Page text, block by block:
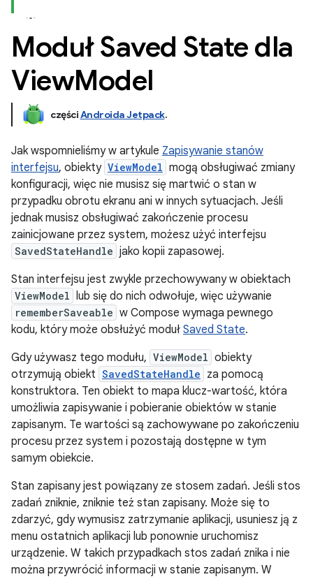
Moduł Saved State dla
ViewModel
częściAndroida Jetpack.
Jak wspomnieliśmy w artykule Zapisywanie stanów
interfejsu, obiekty ViewModel mogą obsługiwać zmiany
konfiguracji, więc nie musisz się martwić o stan w
przypadku obrotu ekranu ani w innych sytuacjach. Jeśli
jednak musisz obsługiwać zakończenie procesu
zainicjowane przez system, możesz użyć interfejsu
SavedStateHandle jako kopii zapasowej.
Stan interfejsu jest zwykle przechowywany w obiektach
ViewModel lub się do nich odwołuje, więc używanie
rememberSaveable w Compose wymaga pewnego
kodu, który może obsłużyć moduł Saved State.
Gdy używasz tego modułu, ViewModel obiekty
otrzymują obiekt SavedStateHandle za pomocą
konstruktora. Ten obiekt to mapa klucz-wartość, która
umożliwia zapisywanie i pobieranie obiektów w stanie
zapisanym. Te wartości są zachowywane po zakończeniu
procesu przez system i pozostają dostępne w tym
samym obiekcie.
Stan zapisany jest powiązany ze stosem zadań. Jeśli stos
zadań zniknie, zniknie też stan zapisany. Może się to
zdarzyć, gdy wymusisz zatrzymanie aplikacji, usuniesz ją z
menu ostatnich aplikacji lub ponownie uruchomisz
urządzenie. W takich przypadkach stos zadań znika i nie
można przywrócić informacji w stanie zapisanym. W